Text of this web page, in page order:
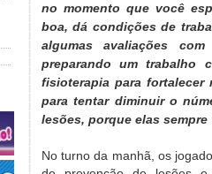
no momento que você
boa, dá condições de
algumas avaliações
preparando um trabalho
fisioterapia para
para tentar diminuir o
lesões, porque elas sempre
No turno da manhã, os